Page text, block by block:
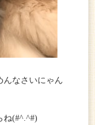
んなさいにゃん
ね(#^.^#)